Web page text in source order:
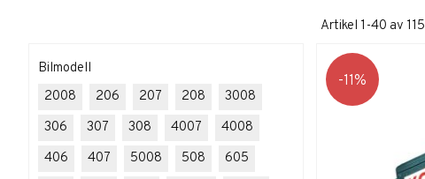
Artikel 1-40 av 115
Bilmodell
2008
206 207 208
3008
306
307 308 4007
4008
406
407 5008 508
605
11